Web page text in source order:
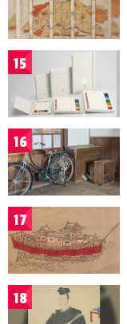
15
16
17
18